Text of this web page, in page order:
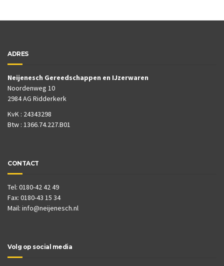
ADRES
Neijenesch Gereedschappen en IJzerwaren
Noordenweg 10
2984 AG Ridderkerk
KvK : 24343298
Btw : 1366.74.227.B01
CONTACT
Tel: 0180-42 42 49
Fax: 0180-43 15 34
Mail: info@neijenesch.nl
Volg op social media